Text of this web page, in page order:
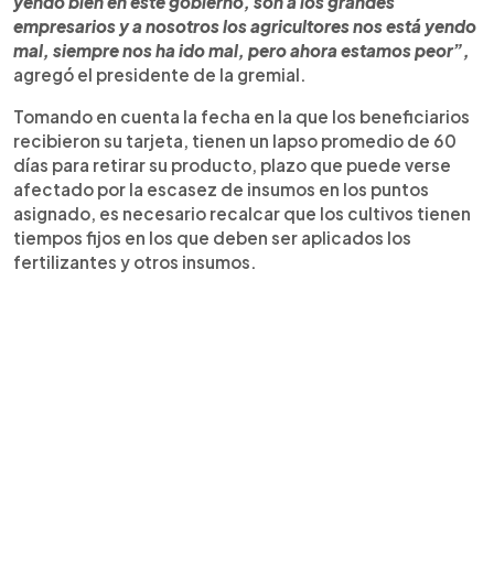
empresarios y a nosotros los agricultores nos está yendo
mal, siempre nos ha ido mal, pero ahora estamos peor”,
agregó el presidente de la gremial.
Tomando en cuenta la fecha en la que los beneficiarios
recibieron su tarjeta, tienen un lapso promedio de 60
días para retirar su producto, plazo que puede verse
afectado por la escasez de insumos en los puntos
asignado, es necesario recalcar que los cultivos tienen
tiempos fijos en los que deben ser aplicados los
fertilizantes y otros insumos.